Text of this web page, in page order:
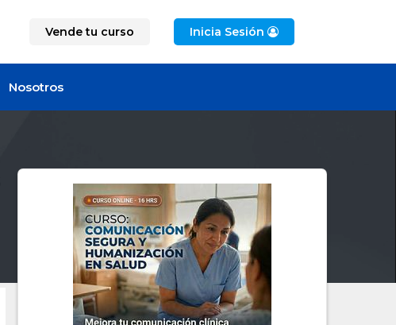
Vende tu curso Inicia Sesión
Nosotros